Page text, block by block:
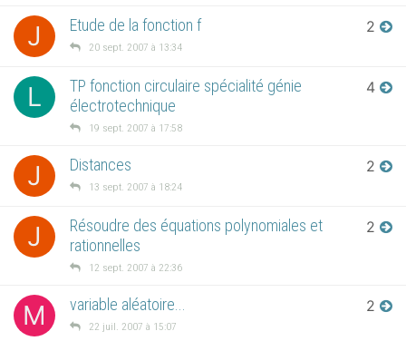
J Etude de la fonction f
20 sept. 2007 à 13:34
2
L
TP fonction circulaire spécialité génie
électrotechnique
19 sept. 2007 à 17:58
4
J Distances
13 sept. 2007 à 18:24
2
J
Résoudre des équations polynomiales et
rationnelles
12 sept. 2007 à 22:36
2
M variable aléatoire...
22 juil. 2007 à 15:07
2